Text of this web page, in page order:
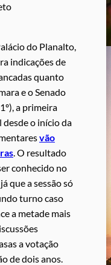
do Planalto,
indicações de
quanto
e o Senado
a primeira
o início da
vão
. O resultado
conhecido no
que a sessão só
turno caso
a metade mais
a votação
de dois anos.